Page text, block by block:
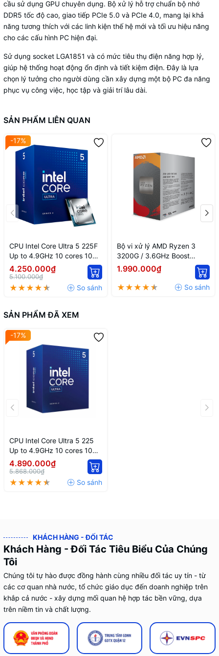
cầu sử dụng GPU chuyên dụng. Bộ xử lý hỗ trợ chuẩn bộ nhớ
DDR5 tốc độ cao, giao tiếp PCIe 5.0 và PCIe 4.0, mang lại khả
năng tương thích với các linh kiện thế hệ mới và tối ưu hiệu năng
cho các cấu hình PC hiện đại.
Sử dụng socket LGA1851 và có mức tiêu thụ điện năng hợp lý,
giúp hệ thống hoạt động ổn định và tiết kiệm điện. Đây là lựa
chọn lý tưởng cho người dùng cần xây dựng một bộ PC đa năng
phục vụ công việc, học tập và giải trí lâu dài.
SẢN PHẨM LIÊN QUAN
-17%
CPU Intel Core Ultra 5 225F
Up to 4.9GHz 10 cores 10
threads 20MB
4.250.000₫
5.100.000₫
Bộ vi xử lý AMD Ryzen 3
3200G / 3.6GHz Boost
4.0GHz / 4 nhân 4 luồng /
1.990.000₫
SẢN PHẨM ĐÃ XEM
-17%
CPU Intel Core Ultra 5 225
Up to 4.9GHz 10 cores 10
threads 20MB
4.890.000₫
5.868.000₫
KHÁCH HÀNG - ĐỐI TÁC
Khách Hàng - Đối Tác Tiêu Biểu Của Chúng
Tôi
Chúng tôi tự hào được đồng hành cùng nhiều đối tác uy tín - từ
các cơ quan nhà nước, tổ chức giáo dục đến doanh nghiệp trên
khắp cả nước - xây dựng mối quan hệ hợp tác bền vững, dựa
trên niềm tin và chất lượng.